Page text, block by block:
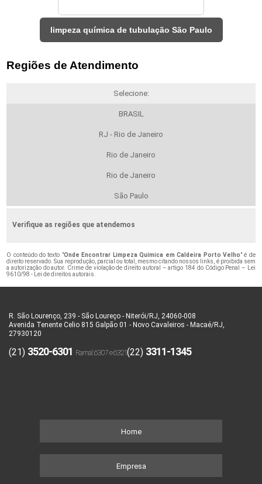
limpeza química de tubulação São Paulo
Regiões de Atendimento
Selecione:
BRASIL
RJ - Rio de Janeiro
Rio de Janeiro
Rio de Janeiro
São Paulo
Verifique as regiões que atendemos
O conteúdo do texto "Onde Encontrar Limpeza Química em Caldeira Porto Velho" é de
direito reservado. Sua reprodução, parcial ou total, mesmo citando nossos links, é proibida sem
a autorização do autor. Crime de violação de direito autoral – artigo 184 do Código Penal – Lei
9610/98 - Lei de direitos autorais.
R. São Lourenço, 239 - São Loureço - Niterói/RJ, 24060-008
Avenida Tenente Celio 815 Galpão 01 - Novo Cavaleiros - Macaé/RJ,
27930120
(21) 3520-6301 (22) 3311-1345
Home
Empresa